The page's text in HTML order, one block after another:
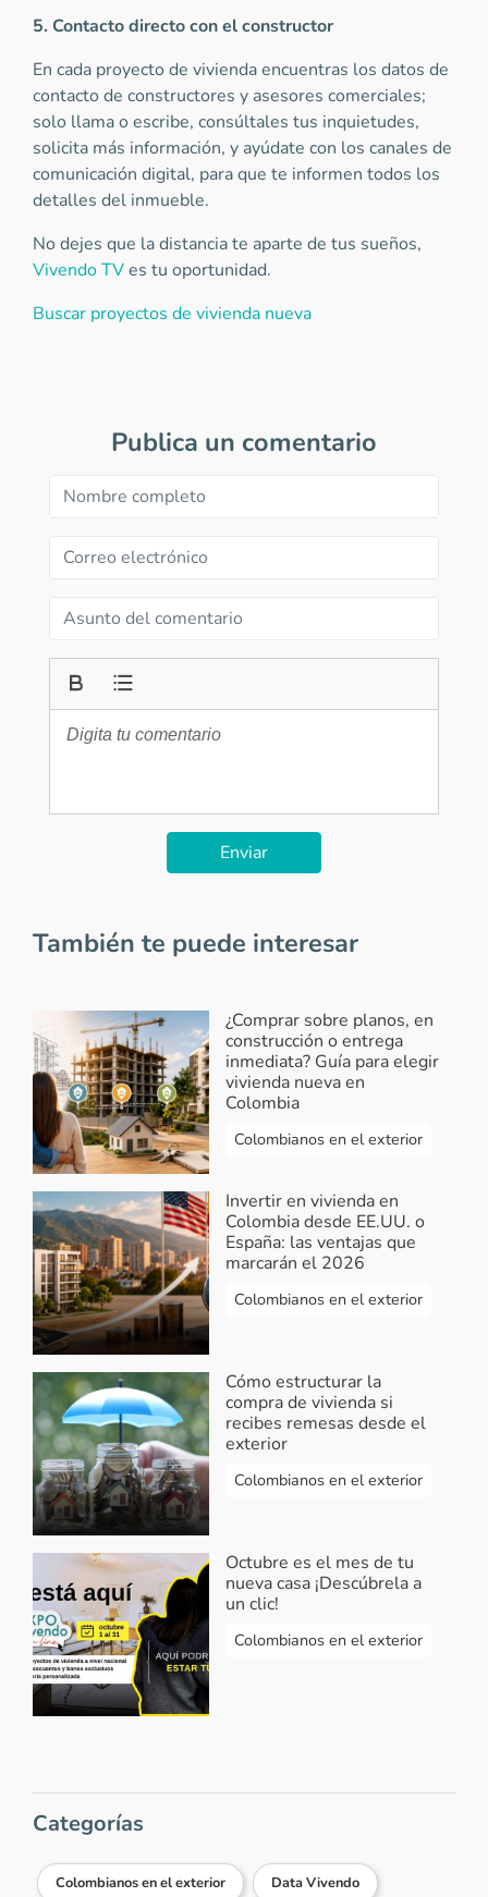
5. Contacto directo con el constructor
En cada proyecto de vivienda encuentras los datos de
contacto de constructores y asesores comerciales;
solo llama o escribe, consúltales tus inquietudes,
solicita más información, y ayúdate con los canales de
comunicación digital, para que te informen todos los
detalles del inmueble.
No dejes que la distancia te aparte de tus sueños,
Vivendo TVes tu oportunidad.
Buscar proyectos de vivienda nueva
Publica un comentario
Enviar
También te puede interesar
¿Comprar sobre planos, en
construcción o entrega
inmediata? Guía para elegir
vivienda nueva en
Colombia
Colombianos en el exterior
Invertir en vivienda en
Colombia desde EE.UU. o
España: las ventajas que
marcarán el 2026
Colombianos en el exterior
Cómo estructurar la
compra de vivienda si
recibes remesas desde el
exterior
Colombianos en el exterior
Octubre es el mes de tu
nueva casa ¡Descúbrela a
un clic!
Colombianos en el exterior
Categorías
Colombianos en el exterior Data Vivendo